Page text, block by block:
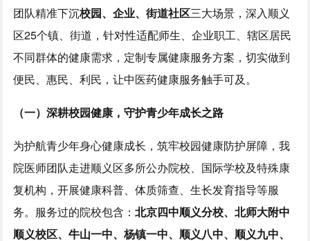
团队精准下沉校园、企业、街道社区三大场景，深入顺义
区25个镇、街道，针对性适配师生、企业职工、辖区居民
不同群体的健康需求，定制专属健康服务方案，切实做到
便民、惠民、利民，让中医药健康服务触手可及。
（一）深耕校园健康，守护青少年成长之路
为护航青少年身心健康成长，筑牢校园健康防护屏障，我
院医师团队走进顺义区多所公办院校、国际学校及特殊康
复机构，开展健康科普、体质筛查、生长发育指导等服
务。服务过的院校包含：北京四中顺义分校、北师大附中
顺义校区、牛山一中、杨镇一中、顺义八中、顺义九中、